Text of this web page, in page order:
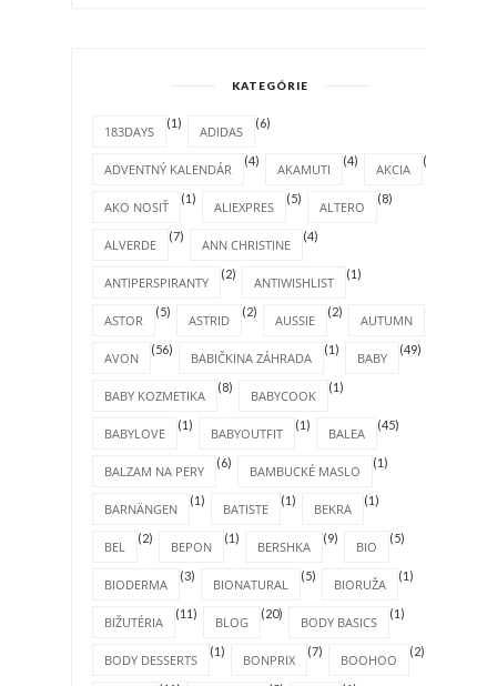
KATEGÓRIE
183DAYS
(1)
ADIDAS
(6)
ADVENTNÝ KALENDÁR
(4)
AKAMUTI
(4)
AKCIA
(1)
AKO NOSIŤ
(1)
ALIEXPRES
(5)
ALTERO
(8)
ALVERDE
(7)
ANN CHRISTINE
(4)
ANTIPERSPIRANTY
(2)
ANTIWISHLIST
(1)
ASTOR
(5)
ASTRID
(2)
AUSSIE
(2)
AUTUMN
AVON
(56)
BABIČKINA ZÁHRADA
(1)
BABY
(49)
BABY KOZMETIKA
(8)
BABYCOOK
(1)
BABYLOVE
(1)
BABYOUTFIT
(1)
BALEA
(45)
BALZAM NA PERY
(6)
BAMBUCKÉ MASLO
(1)
BARNÄNGEN
(1)
BATISTE
(1)
BEKRA
(1)
BEL
(2)
BEPON
(1)
BERSHKA
(9)
BIO
(5)
BIODERMA
(3)
BIONATURAL
(5)
BIORUŽA
(1)
BIŽUTÉRIA
(11)
BLOG
(20)
BODY BASICS
(1)
BODY DESSERTS
(1)
BONPRIX
(7)
BOOHOO
(2)